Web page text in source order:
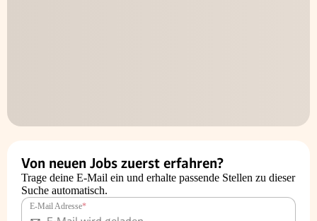
Von neuen Jobs zuerst erfahren?
Trage deine E-Mail ein und erhalte passende Stellen zu dieser
Suche automatisch.
E-Mail Adresse*